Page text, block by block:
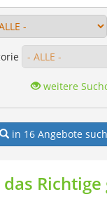
weitere
in 16 Angebote